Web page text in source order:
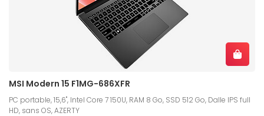
MSI Modern 15 F1MG-686XFR
PC portable, 15,6", Intel Core 7 150U, RAM 8 Go, SSD 512 Go, Dalle IPS full
HD, sans OS, AZERTY